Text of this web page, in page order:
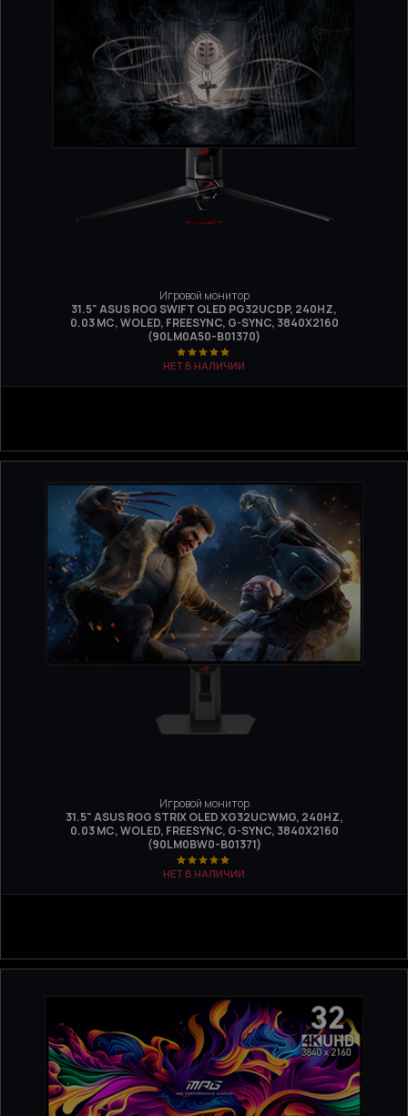
Игровой монитор
31.5" ASUS ROG SWIFT OLED PG32UCDP, 240HZ,
0.03 МС, WOLED, FREESYNC, G-SYNC, 3840Х2160
(90LM0A50-B01370)
НЕТ В НАЛИЧИИ
Игровой монитор
31.5" ASUS ROG STRIX OLED XG32UCWMG, 240HZ,
0.03 МС, WOLED, FREESYNC, G-SYNC, 3840Х2160
(90LM0BW0-B01371)
НЕТ В НАЛИЧИИ